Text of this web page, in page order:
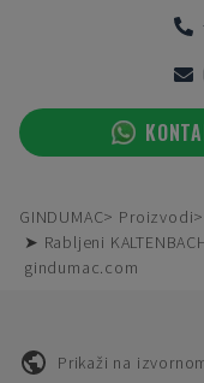
GINDUMAC Proizvodi
➤ Rabljeni
gindumac.com
Prikaži na